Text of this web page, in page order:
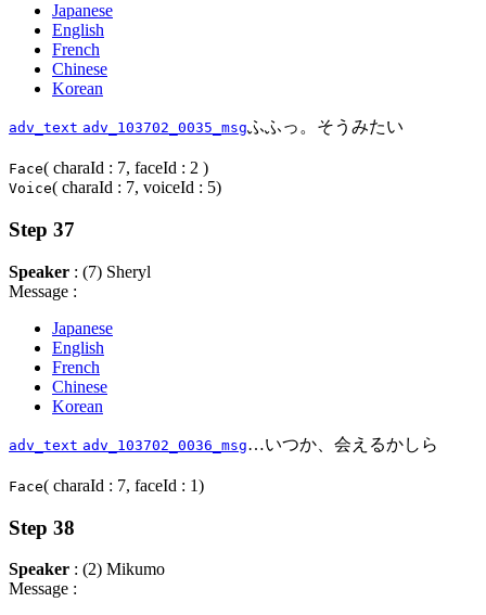
Japanese
English
French
Chinese
Korean
adv_text adv_103702_0035_msgふふっ。そうみたい
Face( charaId : 7, faceId : 2 )
Voice( charaId : 7, voiceId : 5)
Step 37
Speaker : (7) Sheryl
Message :
Japanese
English
French
Chinese
Korean
adv_text adv_103702_0036_msg…いつか、会えるかしら
Face( charaId : 7, faceId : 1)
Step 38
Speaker : (2) Mikumo
Message :